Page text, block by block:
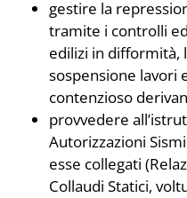
gestire la
tramite i controlli
edilizi in difformità,
sospensione lavori
contenzioso
provvedere
Autorizzazioni
esse collegati
Collaudi Statici,